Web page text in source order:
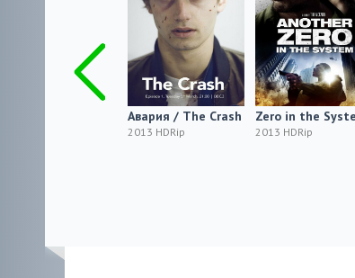
Авария / The Crash
2013 HDRip
Zero in the
2013 HDRip